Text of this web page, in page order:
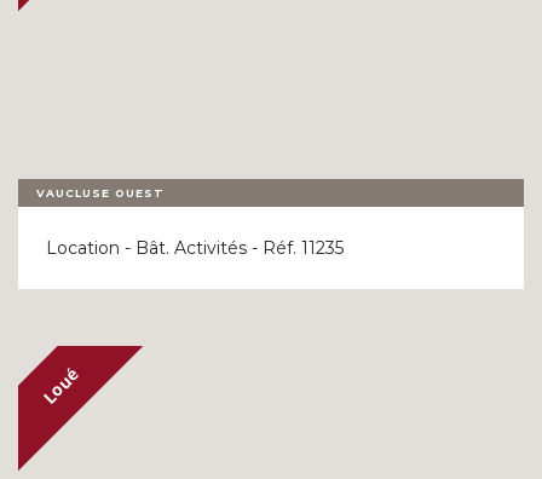
VAUCLUSE OUEST
Location - Bât. Activités - Réf. 11235